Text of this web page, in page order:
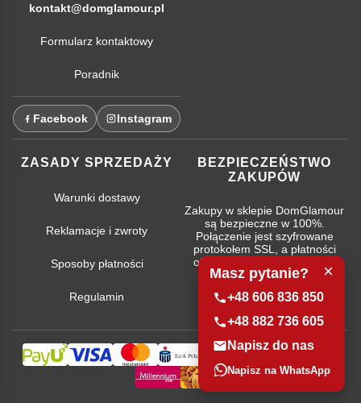
kontakt@domglamour.pl
Formularz kontaktowy
Poradnik
Facebook Instagram
ZASADY SPRZEDAŻY
Warunki dostawy
Reklamacje i zwroty
Sposoby płatności
Regulamin
BEZPIECZEŃSTWO
ZAKUPÓW
Zakupy w sklepie DomGlamour
są bezpieczne w 100%.
Połączenie jest szyfrowane
protokołem SSL, a płatności
obsługują najpopularniejsze
systemy bankowe.
×
Masz pytanie?
+48 606 836 850
+48 882 736 605
Napisz do nas
Napisz na WhatsApp